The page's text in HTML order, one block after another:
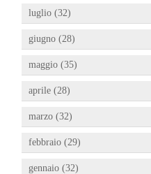
luglio (32)
giugno (28)
maggio (35)
aprile (28)
marzo (32)
febbraio (29)
gennaio (32)